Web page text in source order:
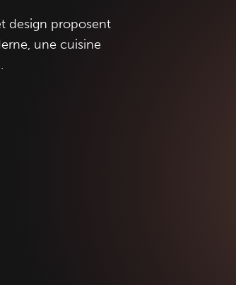
design proposent
une cuisine